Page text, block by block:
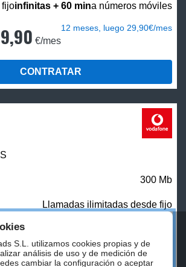
fijoinfinitas + 60 mina números móviles
€/mes
12 meses, luego 29,90€/mes
CONTRATAR
300 Mb
Llamadas ilimitadas desde fijo
27,00 €/mes
S.L. utilizamos cookies propias y de
análisis de uso y de medición de
cambiar la configuración o aceptar